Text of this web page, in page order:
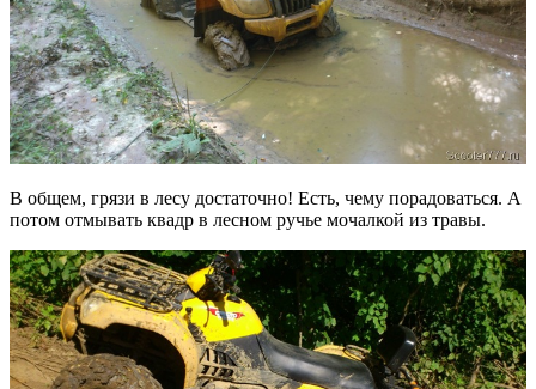
В общем, грязи в лесу достаточно! Есть, чему порадоваться. А
потом отмывать квадр в лесном ручье мочалкой из травы.